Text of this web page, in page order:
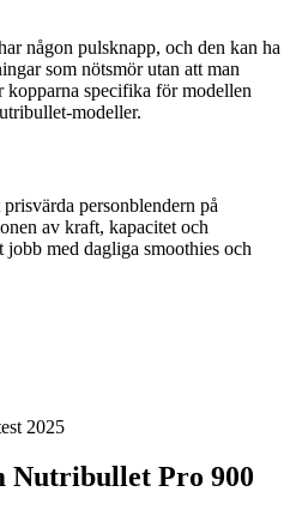
någon pulsknapp, och den kan ha
som nötsmör utan att man
kopparna specifika för modellen
modeller.
personblendern på
av kraft, kapacitet och
med dagliga smoothies och
2025
Nutribullet Pro 900